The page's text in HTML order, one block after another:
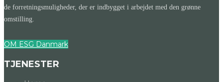
de forretningsmuligheder, der er indbygget i arbejdet med den grønne
omstilling.
OM ESG Danmark
TJENESTER